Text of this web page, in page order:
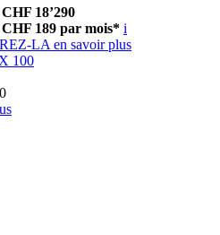
18’290
189 par mois* i
LA en savoir plus
100